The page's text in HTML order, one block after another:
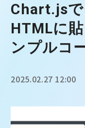
Chart.jsで
HTMLに
ンプルコ
2025.02.27 12:00